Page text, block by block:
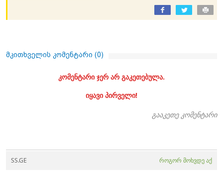
მკითხველის კომენტარი (0)
კომენტარი ჯერ არ გაკეთებულა.
იყავი პირველი!
გააკეთე კომენტარი
SS.GE როგორ მოხვდე აქ